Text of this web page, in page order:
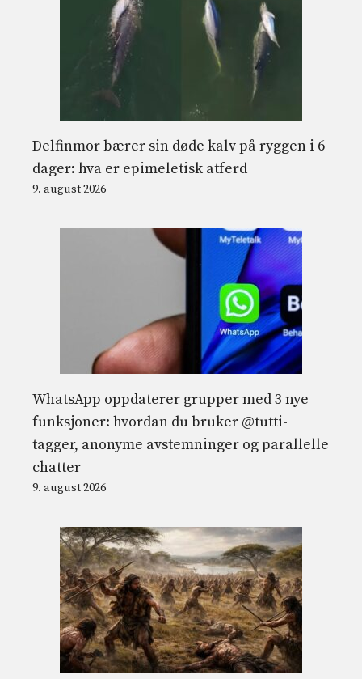
Delfinmor bærer sin døde kalv på ryggen i 6
dager: hva er epimeletisk atferd
9. august 2026
WhatsApp oppdaterer grupper med 3 nye
funksjoner: hvordan du bruker @tutti-
tagger, anonyme avstemninger og parallelle
chatter
9. august 2026